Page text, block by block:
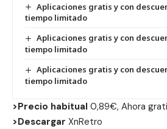
Aplicaciones gratis y con
tiempo limitado
Aplicaciones gratis y con
tiempo limitado
Aplicaciones gratis y con
tiempo limitado
>Precio habitual 0,89€, Ahora
>Descargar XnRetro